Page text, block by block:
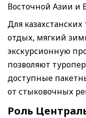
Восточной Азии и
Для
отдых, мягкий
экскурсионную
позволяют
доступные
от стыковочных
Роль